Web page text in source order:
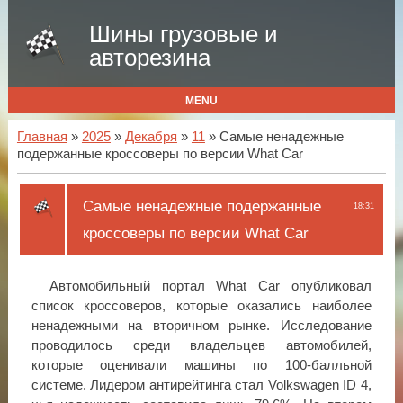
Шины грузовые и
авторезина
MENU
Главная » 2025 » Декабря » 11 » Самые ненадежные
подержанные кроссоверы по версии What Car
18:31
Самые ненадежные подержанные
кроссоверы по версии What Car
Автомобильный портал What Car опубликовал
список кроссоверов, которые оказались наиболее
ненадежными на вторичном рынке. Исследование
проводилось среди владельцев автомобилей,
которые оценивали машины по 100-балльной
системе. Лидером антирейтинга стал Volkswagen ID 4,